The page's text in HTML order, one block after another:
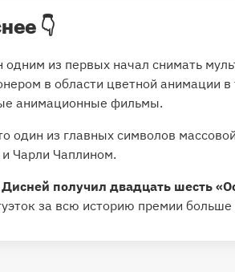
👇
одним из первых начал снимать
в области цветной анимации
анимационные фильмы.
один из главных символов
Чарли Чаплином.
получил двадцать шесть
за всю историю премии